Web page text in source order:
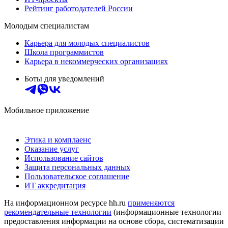
Рейтинг работодателей России
Молодым специалистам
Карьера для молодых специалистов
Школа программистов
Карьера в некоммерческих организациях
Боты для уведомлений
Мобильное приложение
Этика и комплаенс
Оказание услуг
Использование сайтов
Защита персональных данных
Пользовательское соглашение
ИТ аккредитация
На информационном ресурсе hh.ru применяются
рекомендательные технологии (информационные технологии
предоставления информации на основе сбора, систематизации